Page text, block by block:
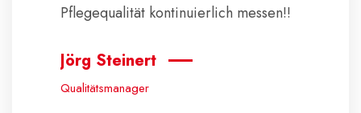
Pflegequalität kontinuierlich messen!!
Jörg Steinert
Qualitätsmanager